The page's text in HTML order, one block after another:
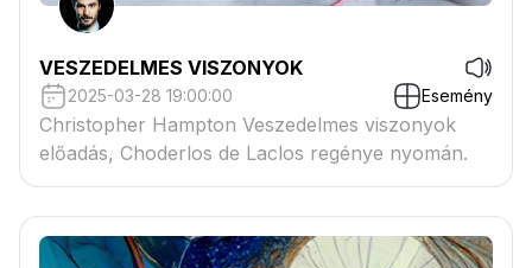
VESZEDELMES VISZONYOK
2025-03-28 19:00:00 Esemény
Christopher Hampton Veszedelmes viszonyok
előadás, Choderlos de Laclos regénye nyomán.